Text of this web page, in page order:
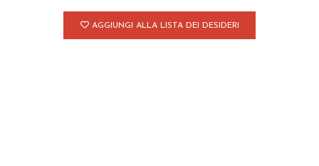
AGGIUNGI ALLA LISTA DEI DESIDERI